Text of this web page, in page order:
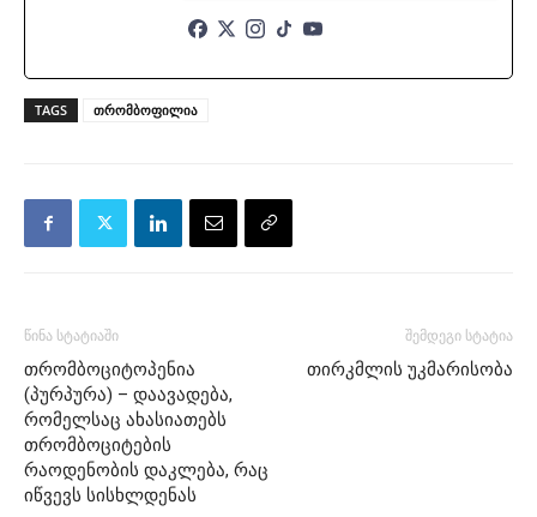
TAGS თრომბოფილია
წინა სტატიაში
თრომბოციტოპენია
(პურპურა) – დაავადება,
რომელსაც ახასიათებს
თრომბოციტების
რაოდენობის დაკლება, რაც
იწვევს სისხლდენას
შემდეგი სტატია
თირკმლის უკმარისობა